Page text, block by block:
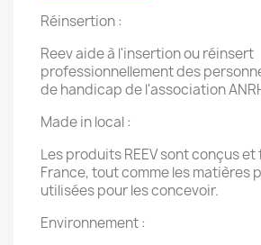
Réinsertion :
Reev aide à l'insertion ou réinsert
professionnellement des
de handicap de l'association
Made in local :
Les produits REEV sont conçus
France, tout comme les matières
utilisées pour les concevoir.
Environnement :